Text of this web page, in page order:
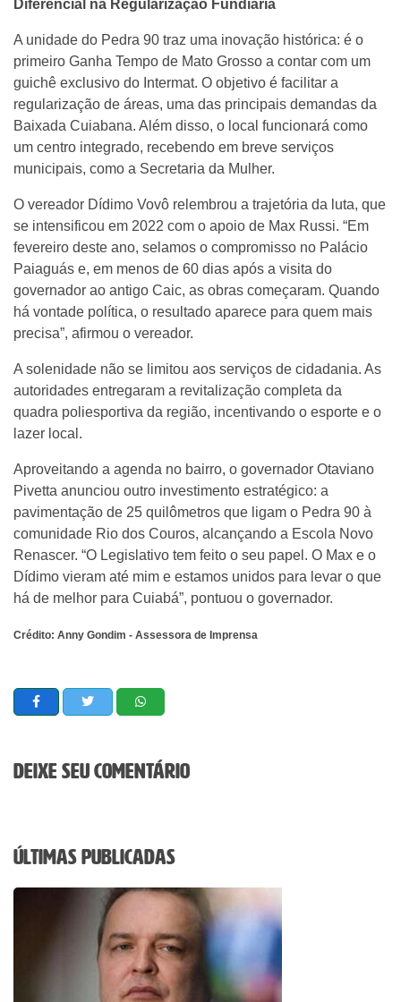
Diferencial na Regularização Fundiária
A unidade do Pedra 90 traz uma inovação histórica: é o
primeiro Ganha Tempo de Mato Grosso a contar com um
guichê exclusivo do Intermat. O objetivo é facilitar a
regularização de áreas, uma das principais demandas da
Baixada Cuiabana. Além disso, o local funcionará como
um centro integrado, recebendo em breve serviços
municipais, como a Secretaria da Mulher.
O vereador Dídimo Vovô relembrou a trajetória da luta, que
se intensificou em 2022 com o apoio de Max Russi. “Em
fevereiro deste ano, selamos o compromisso no Palácio
Paiaguás e, em menos de 60 dias após a visita do
governador ao antigo Caic, as obras começaram. Quando
há vontade política, o resultado aparece para quem mais
precisa”, afirmou o vereador.
A solenidade não se limitou aos serviços de cidadania. As
autoridades entregaram a revitalização completa da
quadra poliesportiva da região, incentivando o esporte e o
lazer local.
Aproveitando a agenda no bairro, o governador Otaviano
Pivetta anunciou outro investimento estratégico: a
pavimentação de 25 quilômetros que ligam o Pedra 90 à
comunidade Rio dos Couros, alcançando a Escola Novo
Renascer. “O Legislativo tem feito o seu papel. O Max e o
Dídimo vieram até mim e estamos unidos para levar o que
há de melhor para Cuiabá”, pontuou o governador.
Crédito: Anny Gondim - Assessora de Imprensa
Deixe seu comentário
Últimas Publicadas